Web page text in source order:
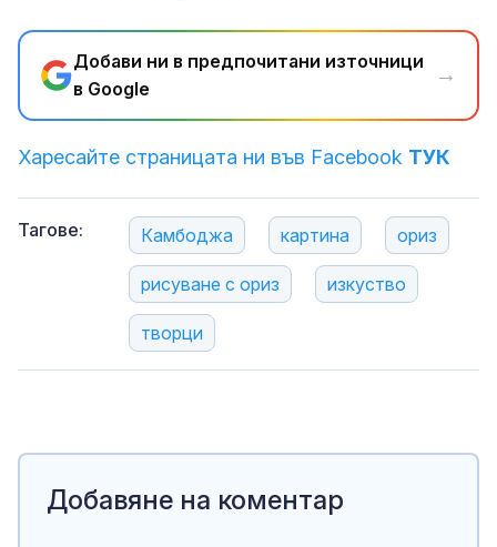
Добави ни в предпочитани източници
в Google
→
Харесайте страницата ни във Facebook ТУК
Тагове: Камбоджа картина ориз
рисуване с ориз изкуство
творци
Добавяне на коментар